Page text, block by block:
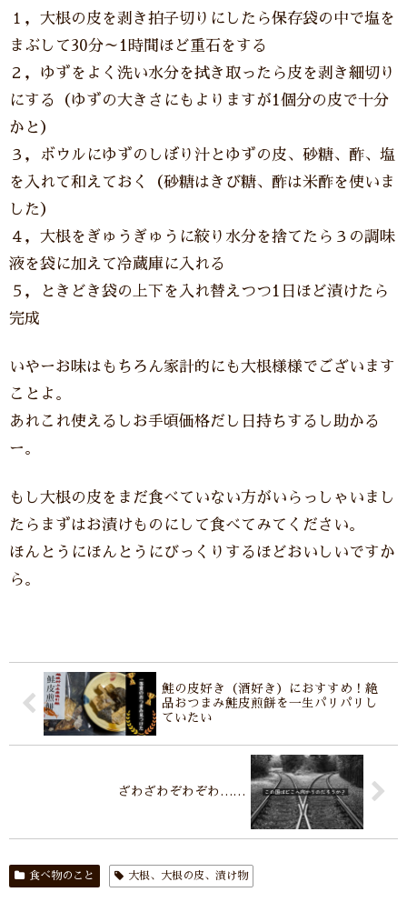
１，大根の皮を剥き拍子切りにしたら保存袋の中で塩を
まぶして30分～1時間ほど重石をする
２，ゆずをよく洗い水分を拭き取ったら皮を剥き細切り
にする（ゆずの大きさにもよりますが1個分の皮で十分
かと）
３，ボウルにゆずのしぼり汁とゆずの皮、砂糖、酢、塩
を入れて和えておく（砂糖はきび糖、酢は米酢を使いま
した）
４，大根をぎゅうぎゅうに絞り水分を捨てたら３の調味
液を袋に加えて冷蔵庫に入れる
５，ときどき袋の上下を入れ替えつつ1日ほど漬けたら
完成
いやーお味はもちろん家計的にも大根様様でございます
ことよ。
あれこれ使えるしお手頃価格だし日持ちするし助かる
ー。
もし大根の皮をまだ食べていない方がいらっしゃいまし
たらまずはお漬けものにして食べてみてください。
ほんとうにほんとうにびっくりするほどおいしいですか
ら。
鮭の皮好き（酒好き）におすすめ！絶
品おつまみ鮭皮煎餅を一生パリパリし
ていたい
ざわざわぞわぞわ……
食べ物のこと 大根、大根の皮、漬け物